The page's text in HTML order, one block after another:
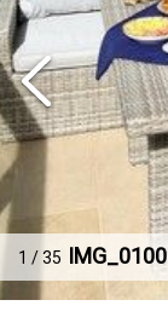
1 / 35